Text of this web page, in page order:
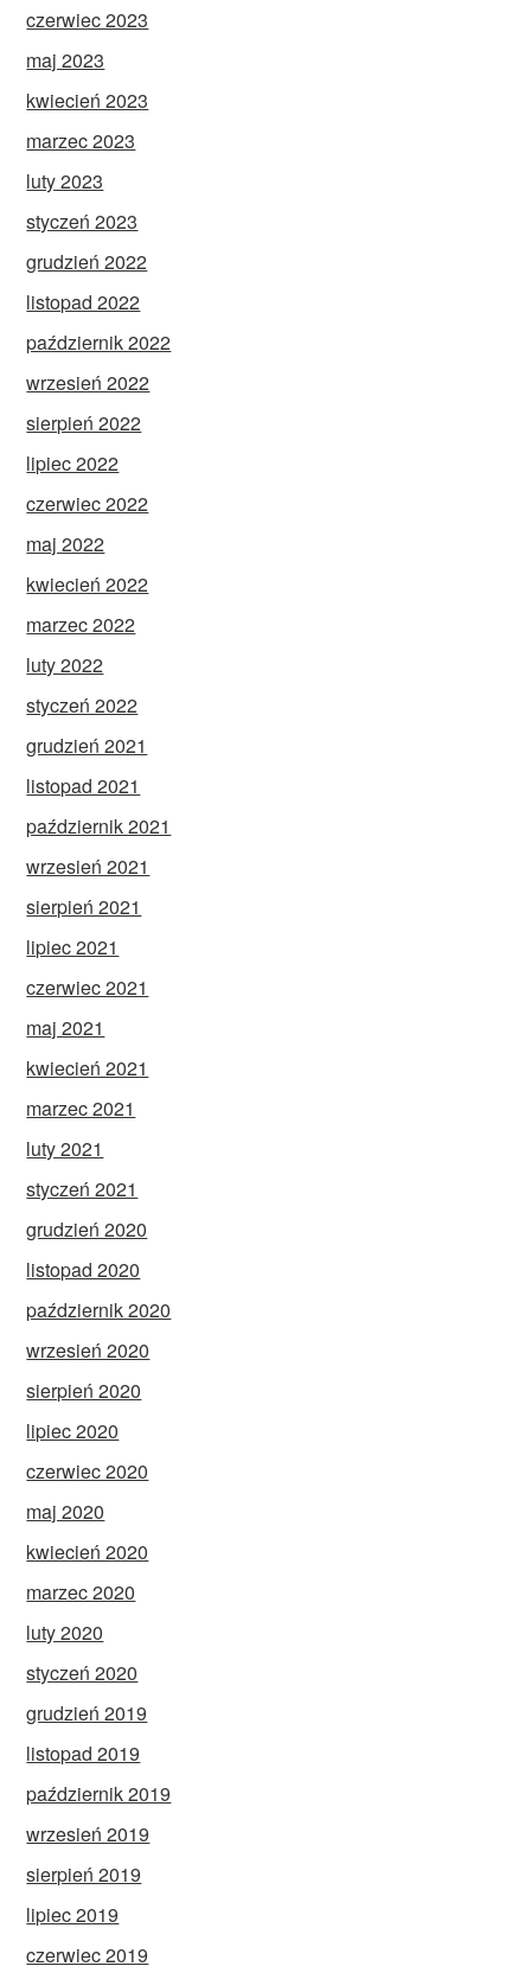
czerwiec 2023
maj 2023
kwiecień 2023
marzec 2023
luty 2023
styczeń 2023
grudzień 2022
listopad 2022
październik 2022
wrzesień 2022
sierpień 2022
lipiec 2022
czerwiec 2022
maj 2022
kwiecień 2022
marzec 2022
luty 2022
styczeń 2022
grudzień 2021
listopad 2021
październik 2021
wrzesień 2021
sierpień 2021
lipiec 2021
czerwiec 2021
maj 2021
kwiecień 2021
marzec 2021
luty 2021
styczeń 2021
grudzień 2020
listopad 2020
październik 2020
wrzesień 2020
sierpień 2020
lipiec 2020
czerwiec 2020
maj 2020
kwiecień 2020
marzec 2020
luty 2020
styczeń 2020
grudzień 2019
listopad 2019
październik 2019
wrzesień 2019
sierpień 2019
lipiec 2019
czerwiec 2019